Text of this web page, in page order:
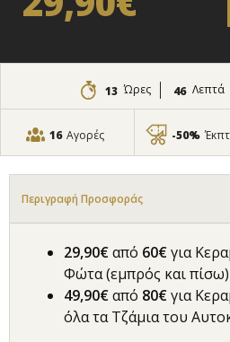
13 Ώρες 46 Λεπτά
16 Αγορές -50%
Περιγραφή Προσφοράς
29,90€από 60€για
Φώτα (εμπρός και
49,90€από 80€για
όλα τα Τζάμια του